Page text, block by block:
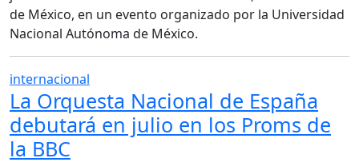
de México, en un evento organizado por la Universidad
Nacional Autónoma de México.
internacional
La Orquesta Nacional de España
debutará en julio en los Proms de
la BBC